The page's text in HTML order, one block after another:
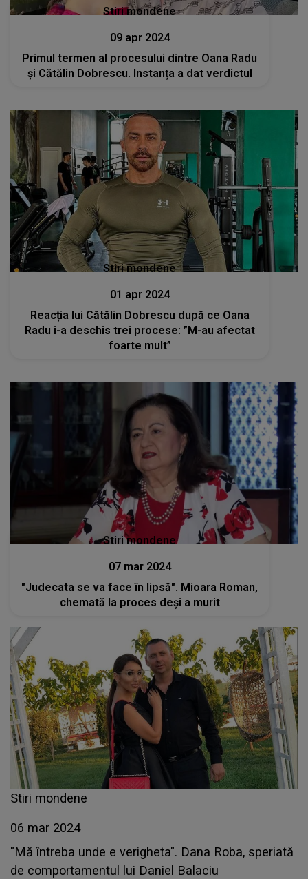
Stiri mondene
09 apr 2024
Primul termen al procesului dintre Oana Radu
și Cătălin Dobrescu. Instanța a dat verdictul
Stiri mondene
01 apr 2024
Reacția lui Cătălin Dobrescu după ce Oana
Radu i-a deschis trei procese: ”M-au afectat
foarte mult”
Stiri mondene
07 mar 2024
"Judecata se va face în lipsă". Mioara Roman,
chemată la proces deși a murit
Stiri mondene
06 mar 2024
"Mă întreba unde e verigheta". Dana Roba, speriată
de comportamentul lui Daniel Balaciu